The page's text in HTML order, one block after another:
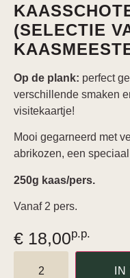
(SELECTIE
Op de plank: perfect
verschillende smaken
visitekaartje!
Mooi gegarneerd met
abrikozen, een
250g kaas/pers.
Vanaf 2 pers.
€ 18,00p.p.